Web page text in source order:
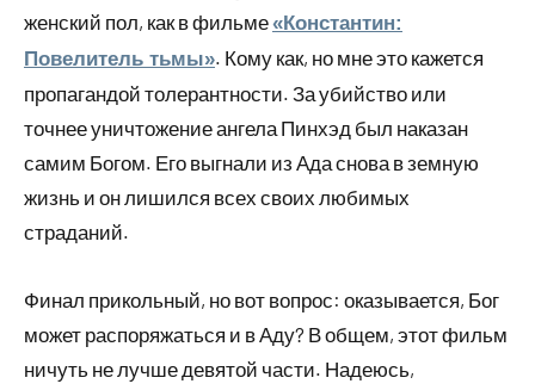
женский пол, как в фильме«Константин:
Повелитель тьмы». Кому как, но мне это кажется
пропагандой толерантности. За убийство или
точнее уничтожение ангела Пинхэд был наказан
самим Богом. Его выгнали из Ада снова в земную
жизнь и он лишился всех своих любимых
страданий.
Финал прикольный, но вот вопрос: оказывается, Бог
может распоряжаться и в Аду? В общем, этот фильм
ничуть не лучше девятой части. Надеюсь,